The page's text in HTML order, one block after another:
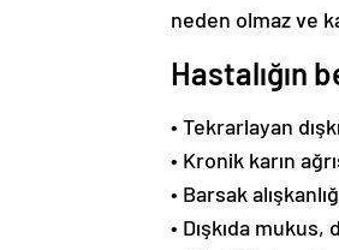
neden olmaz ve
Hastalığın
• Tekrarlayan
• Kronik karın
• Barsak
• Dışkıda mukus,